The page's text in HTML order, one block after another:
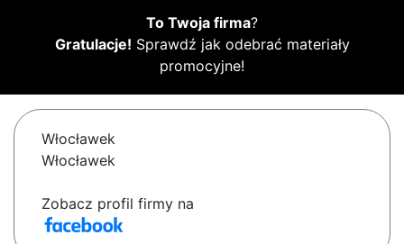
To Twoja firma?
Gratulacje! Sprawdź jak odebrać materiały
promocyjne!
Włocławek
Włocławek
Zobacz profil firmy na